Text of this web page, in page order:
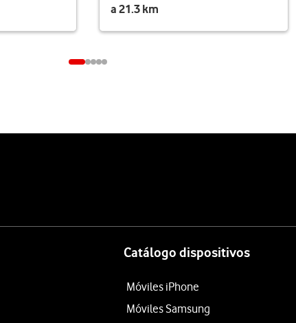
a 21.3 km
Catálogo dispositivos
Móviles iPhone
Móviles Samsung